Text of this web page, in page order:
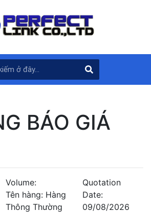
BÁO GIÁ
Volume:
Tên hàng: Hàng
Thông Thường
Quotation
Date:
09/08/2026